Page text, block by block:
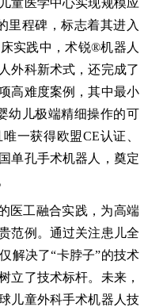
里程碑，标志着其进入
实践中，术锐®机器人
外科新术式，还完成了
高难度案例，其中最小
幼儿极端精细操作的可
一获得欧盟CE认证、
单孔手术机器人，奠定
医工融合实践，为高端
范例。通过关注患儿全
解决了“卡脖子”的技术
立了技术标杆。未来，
儿童外科手术机器人技